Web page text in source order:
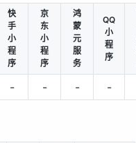
快
手
小
程
序
京
东
小
程
序
鸿
蒙
元
服
务
QQ
小
程
序
- - - -